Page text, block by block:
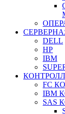
DELL
HP
IBM
FC
IBM
SAS